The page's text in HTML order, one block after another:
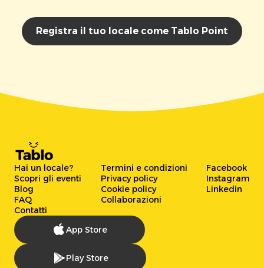
Registra il tuo locale come Tablo Point
Hai un locale?
Scopri gli eventi
Blog
FAQ
Contatti
Termini e condizioni
Privacy policy
Cookie policy
Collaborazioni
Facebook
Instagram
Linkedin
App Store
Play Store